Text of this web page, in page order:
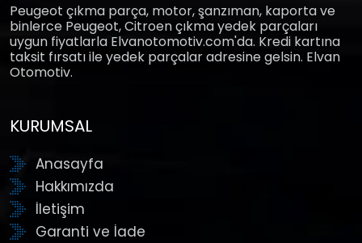
Peugeot çıkma parça, motor, şanzıman, kaporta ve
binlerce Peugeot, Citroen çıkma yedek parçaları
uygun fiyatlarla Elvanotomotiv.com'da. Kredi kartına
taksit fırsatı ile yedek parçalar adresine gelsin. Elvan
Otomotiv.
KURUMSAL
Anasayfa
Hakkımızda
İletişim
Garanti ve İade